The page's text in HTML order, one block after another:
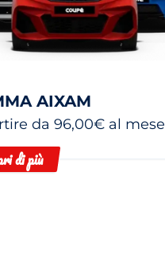
AIXAM
da 96,00€ al mese
di più